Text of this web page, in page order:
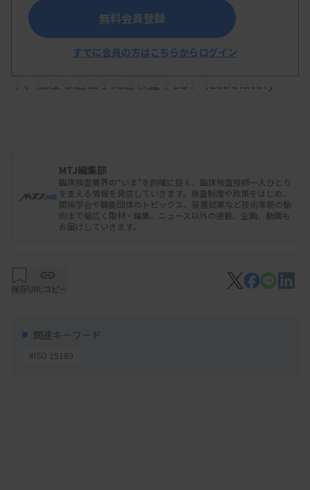
スクアプローチの醸成、改善の機会の提供の2点を
挙げた。
政府が全ゲノム解析の臨床実装を進める見通しの
中、高度な遺伝子関連検査やLDT（Laboratory
潜在的な危害を低減するリスクアプローチが欠かせ
ないと強調。「ISO 15189をはじめとした関連規格
をJIS化することで裾野を広げていかなければなら
ない」と述べ、未認定施設を含めてリスクアプロー
さらに、改正医療法の施行から7年が経過し「機は
認定取得の取り扱いを見直す時期だとの認識も示し
た。下田氏は、「普及・審査を通じて改善の機会を
無料会員登録
すでに会員の方はこちらからログイン
MTJ編集部
臨床検査業界の“いま”を的確に捉え、臨床検査技師一人ひとり
を支える情報を発信していきます。検査制度や政策をはじめ、
関係学会や職能団体のトピックス、装置試薬など技術革新の動
向まで幅広く取材・編集。ニュース以外の連載、企画、動画も
お届けしていきます。
保存URLコピー
関連キーワード
#ISO 15189